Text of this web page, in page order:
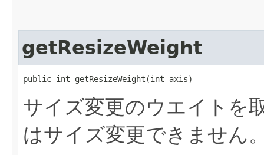
getResizeWeight
public int getResizeWeight​(int axis)
サイズ変更のウエイトを
はサイズ変更できません